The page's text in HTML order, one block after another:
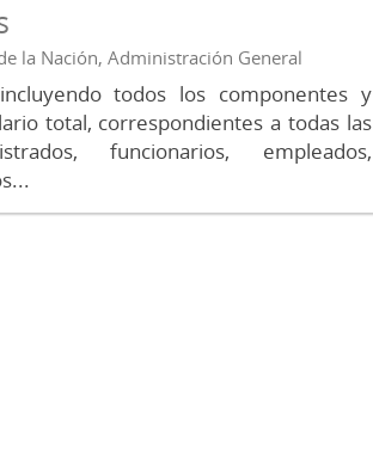
la Nación, Administración General
todos los componentes y
total, correspondientes a todas las
funcionarios, empleados,